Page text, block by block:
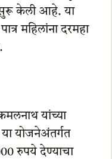
सुरू केली आहे. या
महिलांना दरमहा
यांच्या
योजनेअंतर्गत
रुपये देण्याचा